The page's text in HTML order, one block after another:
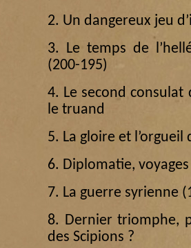
2. Un dangereux jeu
3. Le temps de
(200-195)
4. Le second
le truand
5. La gloire et l’orgueil
6. Diplomatie,
7. La guerre syrienne
8. Dernier triomphe,
des Scipions ?